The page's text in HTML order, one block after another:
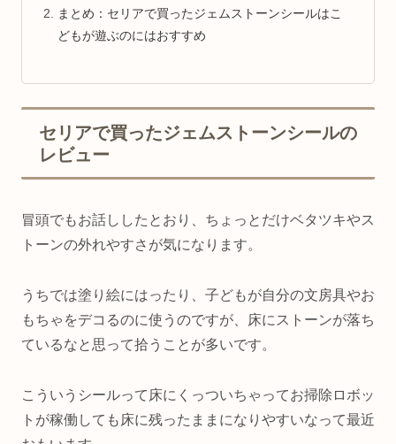
まとめ：セリアで買ったジェムストーンシールはこ
どもが遊ぶのにはおすすめ
セリアで買ったジェムストーンシールの
レビュー
冒頭でもお話ししたとおり、ちょっとだけベタツキやス
トーンの外れやすさが気になります。
うちでは塗り絵にはったり、子どもが自分の文房具やお
もちゃをデコるのに使うのですが、床にストーンが落ち
ているなと思って拾うことが多いです。
こういうシールって床にくっついちゃってお掃除ロボッ
トが稼働しても床に残ったままになりやすいなって最近